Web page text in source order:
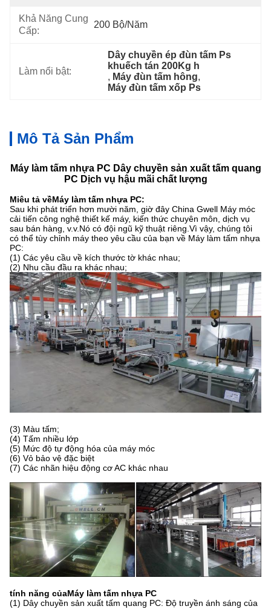
Khả Năng Cung
Cấp:
200 Bộ/năm
Làm nổi bật:
Dây chuyền ép đùn tấm Ps
khuếch tán 200Kg h
, Máy đùn tấm hông,
Máy đùn tấm xốp Ps
Mô Tả Sản Phẩm
Máy làm tấm nhựa PC Dây chuyền sản xuất tấm quang
PC Dịch vụ hậu mãi chất lượng
Miêu tả vềMáy làm tấm nhựa PC​:
Sau khi phát triển hơn mười năm, giờ đây China Gwell Máy móc
cải tiến công nghệ thiết kế máy, kiến ​​thức chuyên môn, dịch vụ
sau bán hàng, v.v.Nó có đội ngũ kỹ thuật riêng.Vì vậy, chúng tôi
có thể tùy chỉnh máy theo yêu cầu của bạn về Máy làm tấm nhựa
PC:
(1) Các yêu cầu về kích thước tờ khác nhau;
(2) Nhu cầu đầu ra khác nhau;
(3) Màu tấm;
(4) Tấm nhiều lớp
(5) Mức độ tự động hóa của máy móc
(6) Vỏ bảo vệ đặc biệt
(7) Các nhãn hiệu động cơ AC khác nhau
tính năng củaMáy làm tấm nhựa PC
(1) Dây chuyền sản xuất tấm quang PC: Độ truyền ánh sáng của